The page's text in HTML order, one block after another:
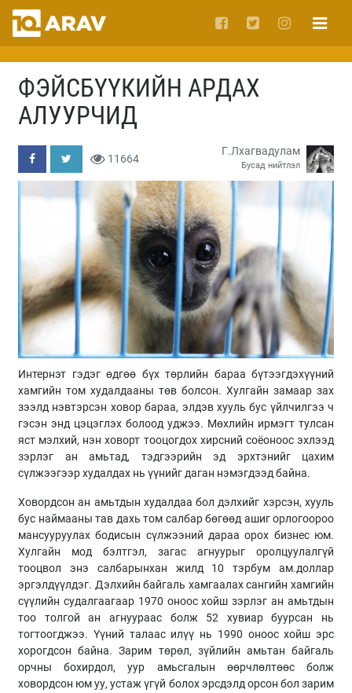
ФЭЙСБҮҮКИЙН АРДАХ
АЛУУРЧИД
11664
Г.Лхагвадулам
Бусад нийтлэл
Интернэт гэдэг өдгөө бүх төрлийн бараа бүтээгдэхүүний
хамгийн том худалдааны төв болсон. Хулгайн замаар зах
зээлд нэвтэрсэн ховор бараа, элдэв хууль бус үйлчилгээ ч
гэсэн энд цэцэглэх болоод уджээ. Мөхлийн ирмэгт тулсан
яст мэлхий, нэн ховорт тооцогдох хирсний соёоноос эхлээд
зэрлэг ан амьтад, тэдгээрийн эд эрхтэнийг цахим
сүлжээгээр худалдах нь үүнийг даган нэмэгдээд байна.
Ховордсон ан амьтдын худалдаа бол дэлхийг хэрсэн, хууль
бус наймааны тав дахь том салбар бөгөөд ашиг орлогоороо
мансууруулах бодисын сүлжээний дараа орох бизнес юм.
Хулгайн мод бэлтгэл, загас агнуурыг оролцуулалгүй
тооцвол энэ салбарынхан жилд 10 тэрбум ам.доллар
эргэлдүүлдэг. Дэлхийн байгаль хамгаалах сангийн хамгийн
сүүлийн судалгаагаар 1970 оноос хойш зэрлэг ан амьтдын
тоо толгой ан агнуураас болж 52 хувиар буурсан нь
тогтоогджээ. Үүний талаас илүү нь 1990 оноос хойш эрс
хорогдсон байна. Зарим төрөл, зүйлийн амьтан байгаль
орчны бохирдол, уур амьсгалын өөрчлөлтөөс болж
ховордсон юм уу, устаж үгүй болох эрсдэлд орсон бол зарим